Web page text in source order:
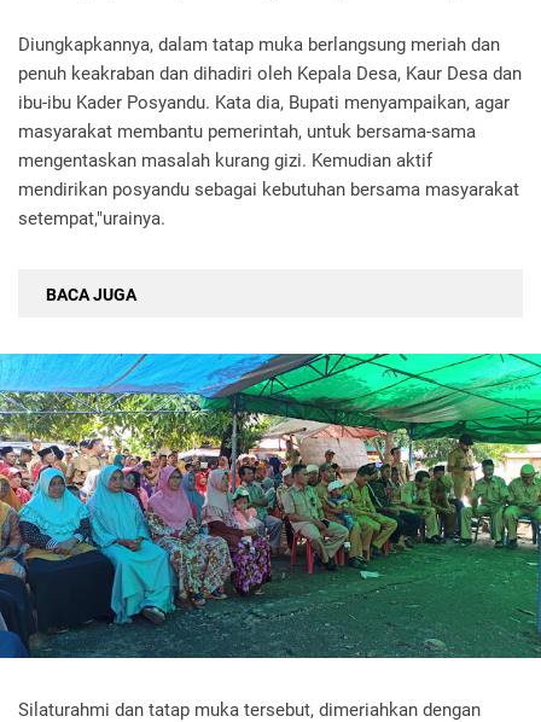
Diungkapkannya, dalam tatap muka berlangsung meriah dan
penuh keakraban dan dihadiri oleh Kepala Desa, Kaur Desa dan
ibu-ibu Kader Posyandu. Kata dia, Bupati menyampaikan, agar
masyarakat membantu pemerintah, untuk bersama-sama
mengentaskan masalah kurang gizi. Kemudian aktif
mendirikan posyandu sebagai kebutuhan bersama masyarakat
setempat,"urainya.
BACA JUGA
Silaturahmi dan tatap muka tersebut, dimeriahkan dengan